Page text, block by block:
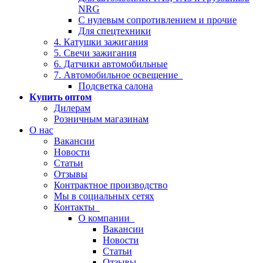
NRG
С нулевым сопротивлением и прочие
Для спецтехники
4. Катушки зажигания
5. Свечи зажигания
6. Датчики автомобильные
7. Автомобильное освещение
Подсветка салона
Купить оптом
Дилерам
Розничным магазинам
О нас
Вакансии
Новости
Статьи
Отзывы
Контрактное производство
Мы в социальных сетях
Контакты
О компании
Вакансии
Новости
Статьи